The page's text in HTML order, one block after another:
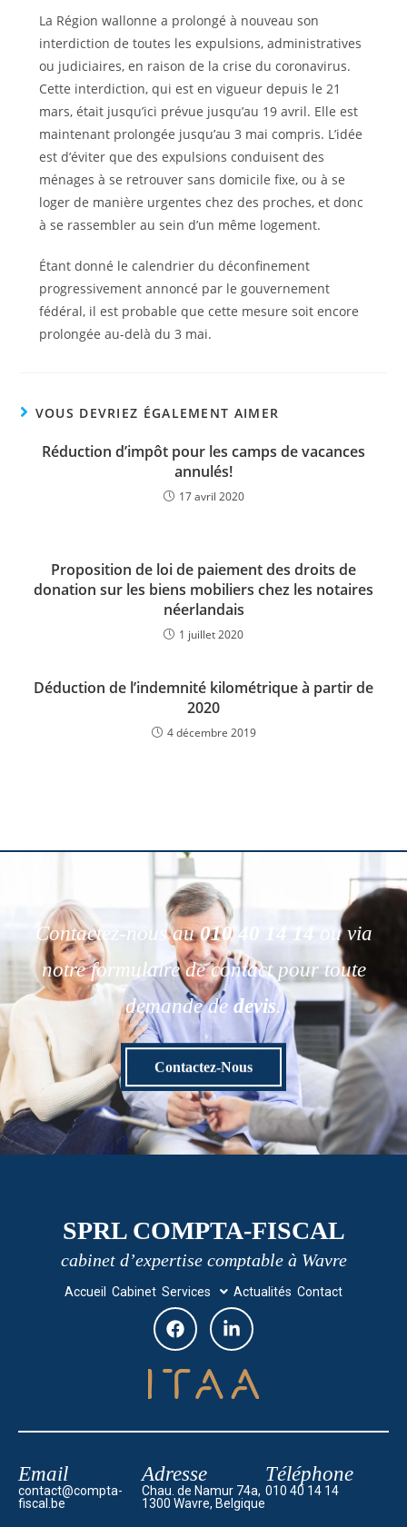
La Région wallonne a prolongé à nouveau son
interdiction de toutes les expulsions, administratives
ou judiciaires, en raison de la crise du coronavirus.
Cette interdiction, qui est en vigueur depuis le 21
mars, était jusqu’ici prévue jusqu’au 19 avril. Elle est
maintenant prolongée jusqu’au 3 mai compris. L’idée
est d’éviter que des expulsions conduisent des
ménages à se retrouver sans domicile fixe, ou à se
loger de manière urgentes chez des proches, et donc
à se rassembler au sein d’un même logement.
Étant donné le calendrier du déconfinement
progressivement annoncé par le gouvernement
fédéral, il est probable que cette mesure soit encore
prolongée au-delà du 3 mai.
VOUS DEVRIEZ ÉGALEMENT AIMER
Réduction d’impôt pour les camps de vacances
annulés!
17 avril 2020
Proposition de loi de paiement des droits de
donation sur les biens mobiliers chez les notaires
néerlandais
1 juillet 2020
Déduction de l’indemnité kilométrique à partir de
2020
4 décembre 2019
Contactez-nous au010 40 14 14
ou via
notre formulaire de contact pour toute
demande de devis.
Contactez-Nous
SPRL COMPTA-FISCAL
cabinet d’expertise comptable à Wavre
Accueil Cabinet Services Actualités Contact
Email
contact@compta-
fiscal.be
Adresse
Chau. de Namur 74a,
1300 Wavre, Belgique
Téléphone
010 40 14 14